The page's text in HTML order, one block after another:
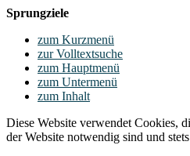
Sprungziele
zum Kurzmenü
zur Volltextsuche
zum Hauptmenü
zum Untermenü
zum Inhalt
Diese Website verwendet Cookies,
der Website notwendig sind und